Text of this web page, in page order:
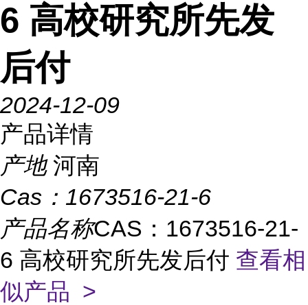
6 高校研究所先发
后付
2024-12-09
产品详情
产地 河南
Cas： 1673516-21-6
产品名称CAS：1673516-21-
6 高校研究所先发后付 查看相
似产品 >